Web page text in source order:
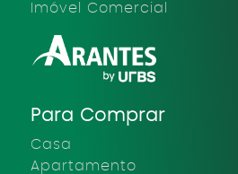
Imóvel Comercial
Para Comprar
Casa
Apartamento